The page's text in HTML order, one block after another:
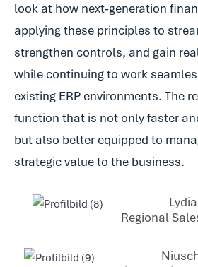
look at how next-generation
applying these principles to
strengthen controls, and gain
while continuing to work
existing ERP environments. The
function that is not only faster
but also better equipped to
strategic value to the business.
Regional